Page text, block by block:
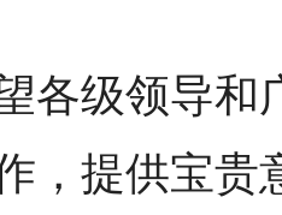
各级领导和
，提供宝贵